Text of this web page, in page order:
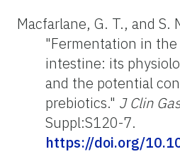
Macfarlane, G. T., and S.
"Fermentation in
intestine: its
and the potential
prebiotics." J Clin
Suppl:S120-7.
https://doi.org/